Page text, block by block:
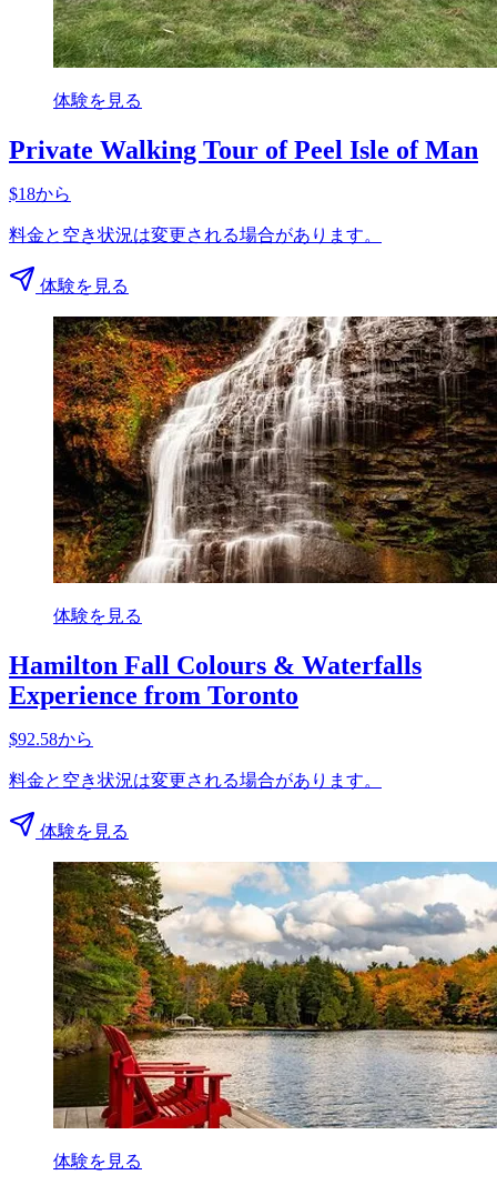
体験を見る
Private Walking Tour of Peel Isle of Man
$18から
料金と空き状況は変更される場合があります。
体験を見る
体験を見る
Hamilton Fall Colours & Waterfalls
Experience from Toronto
$92.58から
料金と空き状況は変更される場合があります。
体験を見る
体験を見る